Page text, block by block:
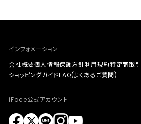
インフォメーション
会社概要個人情報保護方針利用規約特定商取
ショッピングガイドFAQ(よくあるご質問)
iFace公式アカウント